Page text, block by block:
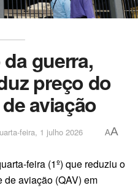
guerra,
preço do
aviação
feira, 1 julho 2026 AA
feira (1º) que reduziu o
aviação (QAV) em